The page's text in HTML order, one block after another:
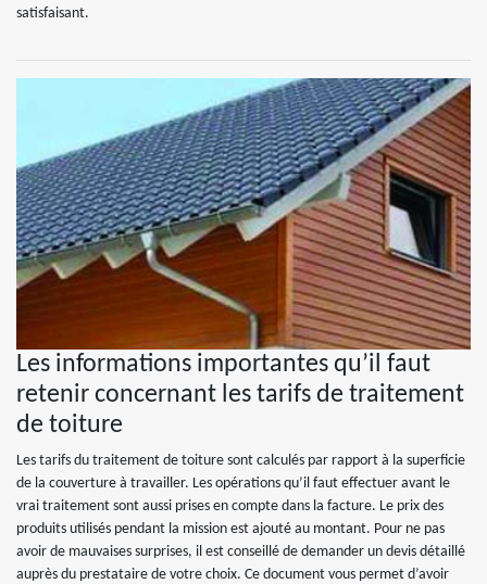
satisfaisant.
Les informations importantes qu’il faut
retenir concernant les tarifs de traitement
de toiture
Les tarifs du traitement de toiture sont calculés par rapport à la superficie
de la couverture à travailler. Les opérations qu’il faut effectuer avant le
vrai traitement sont aussi prises en compte dans la facture. Le prix des
produits utilisés pendant la mission est ajouté au montant. Pour ne pas
avoir de mauvaises surprises, il est conseillé de demander un devis détaillé
auprès du prestataire de votre choix. Ce document vous permet d’avoir